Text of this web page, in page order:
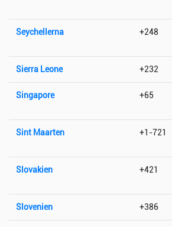
Seychellerna +248
Sierra Leone +232
Singapore +65
Sint Maarten +1-721
Slovakien +421
Slovenien +386